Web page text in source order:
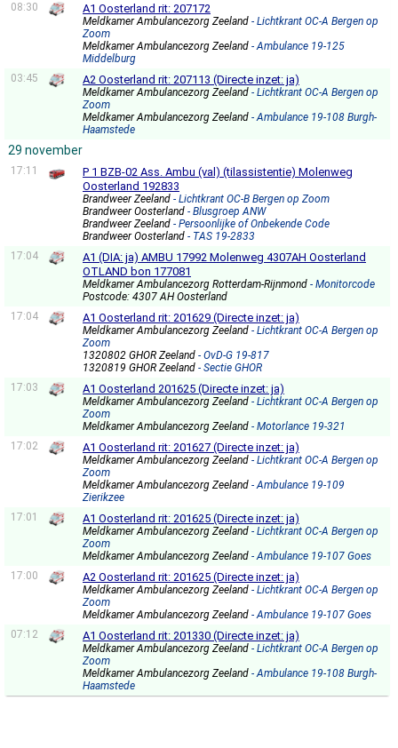
08:30 A1 Oosterland rit: 207172
Meldkamer Ambulancezorg Zeeland - Lichtkrant OC-A Bergen op
Zoom
Meldkamer Ambulancezorg Zeeland - Ambulance 19-125
Middelburg
03:45
A2 Oosterland rit: 207113 (Directe inzet: ja)
Meldkamer Ambulancezorg Zeeland - Lichtkrant OC-A Bergen op
Zoom
Meldkamer Ambulancezorg Zeeland - Ambulance 19-108 Burgh-
Haamstede
29 november
17:11
P 1 BZB-02 Ass. Ambu (val) (tilassistentie) Molenweg
Oosterland 192833
Brandweer Zeeland - Lichtkrant OC-B Bergen op Zoom
Brandweer Oosterland - Blusgroep ANW
Brandweer Zeeland - Persoonlijke of Onbekende Code
Brandweer Oosterland - TAS 19-2833
17:04
A1 (DIA: ja) AMBU 17992 Molenweg 4307AH Oosterland
OTLAND bon 177081
Meldkamer Ambulancezorg Rotterdam-Rijnmond - Monitorcode
Postcode: 4307 AH Oosterland
17:04
A1 Oosterland rit: 201629 (Directe inzet: ja)
Meldkamer Ambulancezorg Zeeland - Lichtkrant OC-A Bergen op
Zoom
1320802 GHOR Zeeland - OvD-G 19-817
1320819 GHOR Zeeland - Sectie GHOR
17:03
A1 Oosterland 201625 (Directe inzet: ja)
Meldkamer Ambulancezorg Zeeland - Lichtkrant OC-A Bergen op
Zoom
Meldkamer Ambulancezorg Zeeland - Motorlance 19-321
17:02
A1 Oosterland rit: 201627 (Directe inzet: ja)
Meldkamer Ambulancezorg Zeeland - Lichtkrant OC-A Bergen op
Zoom
Meldkamer Ambulancezorg Zeeland - Ambulance 19-109
Zierikzee
17:01
A1 Oosterland rit: 201625 (Directe inzet: ja)
Meldkamer Ambulancezorg Zeeland - Lichtkrant OC-A Bergen op
Zoom
Meldkamer Ambulancezorg Zeeland - Ambulance 19-107 Goes
17:00
A2 Oosterland rit: 201625 (Directe inzet: ja)
Meldkamer Ambulancezorg Zeeland - Lichtkrant OC-A Bergen op
Zoom
Meldkamer Ambulancezorg Zeeland - Ambulance 19-107 Goes
07:12
A1 Oosterland rit: 201330 (Directe inzet: ja)
Meldkamer Ambulancezorg Zeeland - Lichtkrant OC-A Bergen op
Zoom
Meldkamer Ambulancezorg Zeeland - Ambulance 19-108 Burgh-
Haamstede